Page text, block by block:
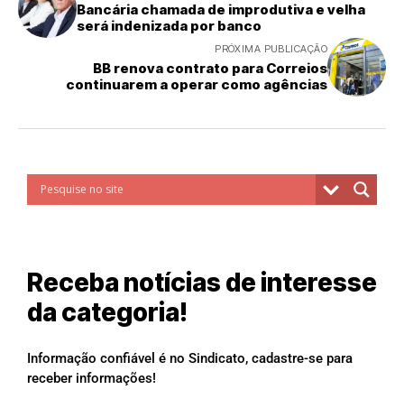
Bancária chamada de improdutiva e velha
será indenizada por banco
PRÓXIMA PUBLICAÇÃO
BB renova contrato para Correios
continuarem a operar como agências
Receba notícias de interesse
da categoria!
Informação confiável é no Sindicato, cadastre-se para
receber informações!